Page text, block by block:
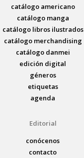
catálogo americano
catálogo manga
catálogo libros ilustrados
catálogo merchandising
catálogo danmei
edición digital
géneros
etiquetas
agenda
Editorial
conócenos
contacto